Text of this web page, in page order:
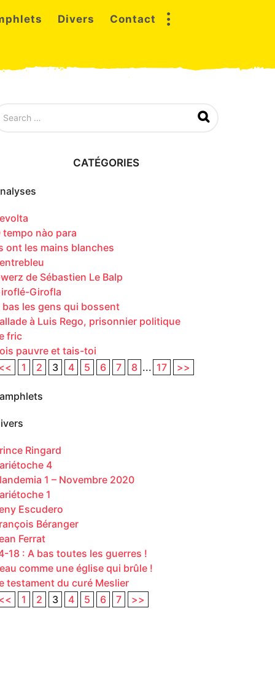
Divers Contact
CATÉGORIES
tempo nào para
ont les mains blanches
de Sébastien Le Balp
Girofla
bas les gens qui bossent
à Luis Rego, prisonnier politique
fric
pauvre et tais-toi
1 2 3 4 5 6 7 8 ... 17 >>
Ringard
4
1 – Novembre 2020
1
Escudero
Béranger
Ferrat
18 : A bas toutes les guerres !
comme une église qui brûle !
testament du curé Meslier
1 2 3 4 5 6 7 >>